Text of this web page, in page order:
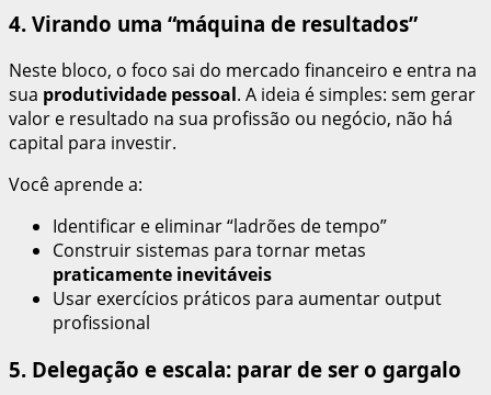
4. Virando uma “máquina de resultados”
Neste bloco, o foco sai do mercado financeiro e entra na
sua produtividade pessoal. A ideia é simples: sem gerar
valor e resultado na sua profissão ou negócio, não há
capital para investir.
Você aprende a:
Identificar e eliminar “ladrões de tempo”
Construir sistemas para tornar metas
praticamente inevitáveis
Usar exercícios práticos para aumentar output
profissional
5. Delegação e escala: parar de ser o gargalo